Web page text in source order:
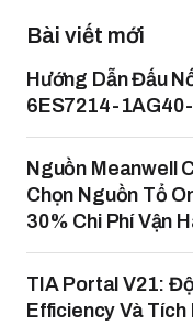
Bài viết mới
Hướng Dẫn Đấu
6ES7214-
Nguồn Meanwell
Chọn Nguồn Tổ
30% Chi Phí Vận
TIA Portal V21:
Efficiency Và Tích